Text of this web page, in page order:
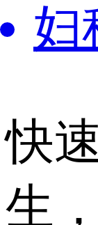
妇
快
生